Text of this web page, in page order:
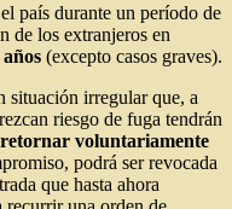
país durante un período de
de los extranjeros en
(excepto casos graves).
irregular que, a
riesgo de fuga tendrán
voluntariamente
podrá ser revocada
que hasta ahora